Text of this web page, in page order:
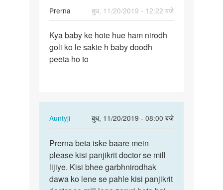
Prerna
बुध, 11/20/2019 - 12:22 बजे
Kya
baby
ke
Kya baby ke hote hue ham nirodh
goli ko le sakte h baby doodh
peeta ho to
Auntyji
बुध, 11/20/2019 - 08:00 बजे
In
to
Kya
baby
ke
Prerna
beta
iske
baare
Prerna beta iske baare mein
please kisi panjikrit doctor se mill
lijiye. Kisi bhee garbhnirodhak
dawa ko lene se pahle kisi panjikrit